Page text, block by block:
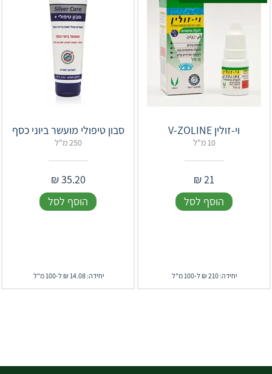
וי-זולין V-ZOLINE
10 מ"ל
21
₪
הוסף לסל
יחידה: 210 ₪ ל-100 מ"ל
סבון טיפולי מועשר ביוני כסף
250 מ"ל
35.20
₪
הוסף לסל
יחידה: 14.08 ₪ ל-100 מ"ל